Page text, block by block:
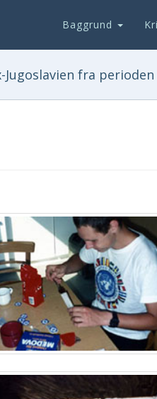
Baggrund
Jugoslavien fra